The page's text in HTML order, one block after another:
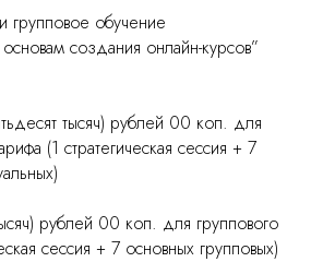
групповое обучение
создания онлайн-курсов”
тысяч) рублей 00 коп. для
(1 стратегическая сессия + 7
рублей 00 коп. для группового
сессия + 7 основных групповых)